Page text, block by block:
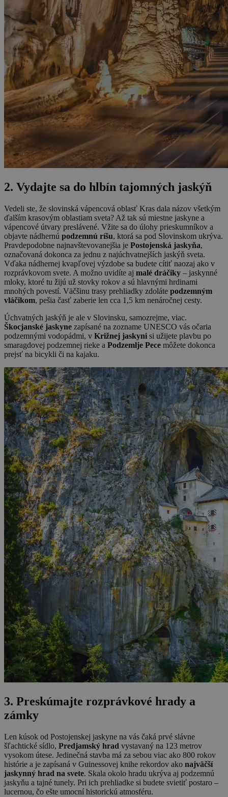
2. Vydajte sa do hlbín tajomných jaskýň
Vedeli ste, že slovinská vápencová oblasť Kras dala názov všetkým
ďalším krasovým oblastiam sveta? Až tak sú miestne jaskyne a
vápencové útvary preslávené. Vžite sa do úlohy prieskumníkov a
objavte nádhernú podzemnú ríšu, ktorá sa pod Slovinskom ukrýva.
Pravdepodobne najnavštevovanejšia je Postojenská jaskyňa,
označovaná dokonca za jednu z najúchvatnejších jaskýň sveta.
Vďaka nádhernej kvapľovej výzdobe sa budete cítiť naozaj ako v
rozprávkovom svete. A možno uvidíte aj malé dráčiky – jaskynné
mloky, ktoré tu žijú už stovky rokov a sú hlavnými hrdinami
mnohých povestí. Väčšinu trasy prehliadky zdoláte podzemným
vláčikom, pešia časť zaberie len cca 1,5 km nenáročnej cesty.
Úchvatných jaskýň je ale v Slovinsku, samozrejme, viac.
Škocjanské jaskyne zapísané na zozname UNESCO vás očaria
podzemnými vodopádmi, v Križnej jaskyni si užijete plavbu po
smaragdovej podzemnej rieke a Podzemlje Pece môžete dokonca
prejsť na bicykli či na kajaku.
3. Preskúmajte rozprávkové hrady a
zámky
Len kúsok od Postojenskej jaskyne na vás čaká prvé slávne
šľachtické sídlo, Predjamský hrad vystavaný na 123 metrov
vysokom útese. Jedinečná stavba má za sebou viac ako 800 rokov
histórie a je zapísaná v Guinessovej knihe rekordov ako najväčší
jaskynný hrad na svete. Skala okolo hradu ukrýva aj podzemnú
jaskyňu a tajné tunely. Pri ich prehliadke si budete svietiť postaro –
lucernou, čo ešte umocní historickú atmosféru.